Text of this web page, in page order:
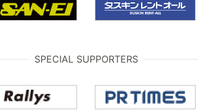
SPECIAL SUPPORTERS